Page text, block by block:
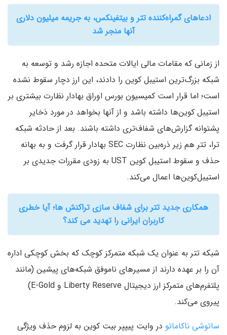
ادعاهای گمراه‌کننده تتر و بیتفینکس، به جریمه‌ میلیون دلاری
آنها منجر شد
از زمانی که مقامات مالی ایالات متحده اجازه رشد و توسعه به
شبکه بزرگ‌ترین استیبل کوین را دادند، این ارز دچار سقوط نشده
است؛ اما قرار است کمیسیون بورس اوراق بهادار نظارت بیشتری بر
استیبل کوین‌ها داشته باشد و از آنها بخواهد در مورد ذخایر
پشتوانه گزارش‌های شفاف‌تری داشته باشند. بعد از حادثه شبکه
ترا، تتر هم زیر ذره‌بین نظارت SEC بهادار قرار گرفت و به بهانه
حذف و سقوط استیبل کوین UST به زودی مقررات جدیدی بر
استیبل‌کوین‌ها اعمال می‌کند.
همکاری جدید تتر برای شفاف سازی تراکنش ها؛ آیا خطری
کاربران ایرانی را تهدید می کند؟
شبکه تتر به عنوان یک شبکه متمرکز کوچک که بخش کوچکی اداره
آن را بر عهده دارند از مسیرهای ناموفق شبکه‌های پیشین (مانند
پلتفرم‌های متمرکز ارز دیجیتال Liberty Reserve و E-Gold)
پیروی می‌کند.
ساتوشی ناکاماتو در وایت پیپپر بیت کوین به لزوم حذف ویژگی